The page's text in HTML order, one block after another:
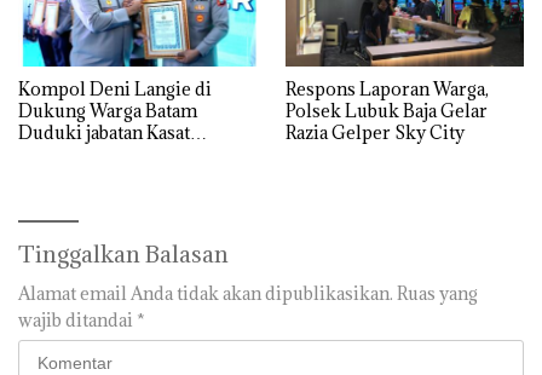
Kompol Deni Langie di
Dukung Warga Batam
Duduki jabatan Kasat
Respons Laporan Warga,
Polsek Lubuk Baja Gelar
Razia Gelper Sky City
Tinggalkan Balasan
Alamat email Anda tidak akan dipublikasikan. Ruas yang
wajib ditandai *